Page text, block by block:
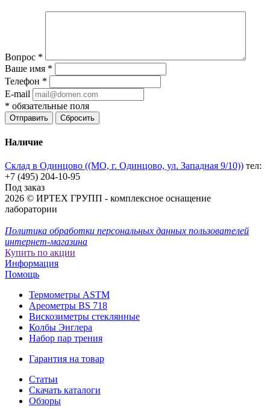
Вопрос *
Ваше имя *
Телефон *
E-mail
* обязательные поля
Отправить Сбросить
Наличие
Склад в Одинцово ((МО, г. Одинцово, ул. Западная 9/10)) тел:
+7 (495) 204-10-95
Под заказ
2026 © ИРТЕХ ГРУПП - комплексное оснащение
лаборатории
Политика обработки персональных данных пользователей
интернет-магазина
Купить по акции
Информация
Помощь
Термометры ASTM
Ареометры BS 718
Вискозиметры стеклянные
Колбы Энглера
Набор пар трения
Гарантия на товар
Статьи
Скачать каталоги
Обзоры